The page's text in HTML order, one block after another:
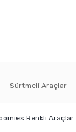
Sürtmeli Araçlar